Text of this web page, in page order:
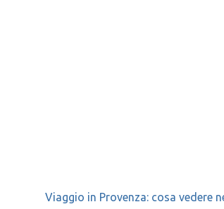
Viaggio in Provenza: cosa vedere